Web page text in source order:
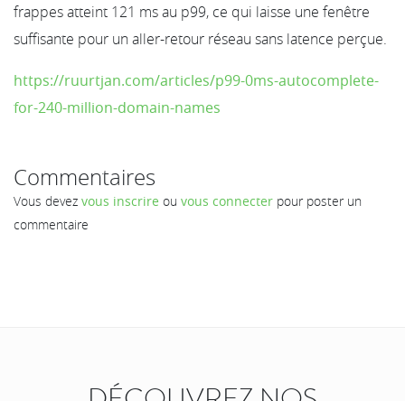
frappes atteint 121 ms au p99, ce qui laisse une fenêtre
suffisante pour un aller-retour réseau sans latence perçue.
https://ruurtjan.com/articles/p99-0ms-autocomplete-
for-240-million-domain-names
Commentaires
Vous devez vous inscrire ou vous connecter pour poster un
commentaire